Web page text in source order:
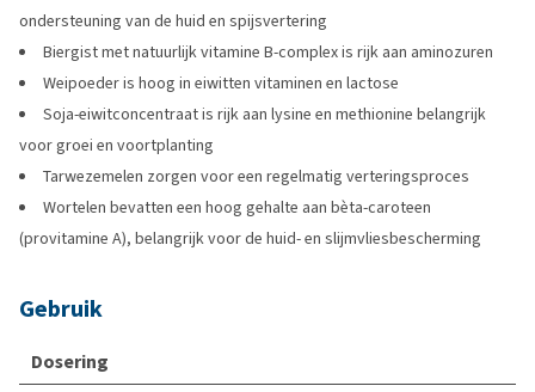
ondersteuning van de huid en spijsvertering
Biergist met natuurlijk vitamine B-complex is rijk aan aminozuren
Weipoeder is hoog in eiwitten vitaminen en lactose
Soja-eiwitconcentraat is rijk aan lysine en methionine belangrijk
voor groei en voortplanting
Tarwezemelen zorgen voor een regelmatig verteringsproces
Wortelen bevatten een hoog gehalte aan bèta-caroteen
(provitamine A), belangrijk voor de huid- en slijmvliesbescherming
Gebruik
Dosering